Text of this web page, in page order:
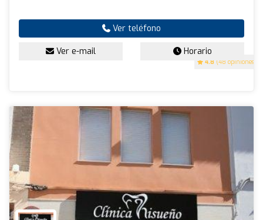
4.8 (48 opiniones)
Ver teléfono
Ver e-mail Horario